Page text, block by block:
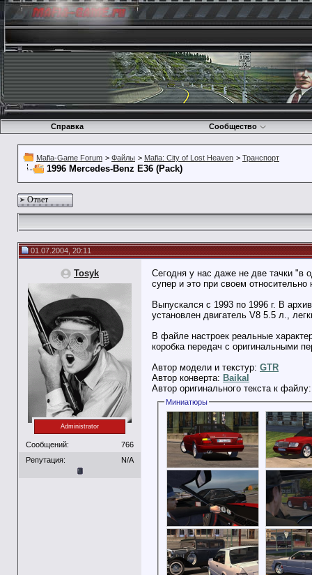
Справка Сообщество
Mafia-Game Forum > Файлы > Mafia: City of Lost Heaven > Транспорт
1996 Mercedes-Benz E36 (Pack)
Ответ
01.07.2004, 20:11
Tosyk
Administrator
Сообщений:
766
Репутация:
N/A
Сегодня у нас даже не две тачки "в
супер и это при своем
Выпускался с 1993 по 1996 г. В
установлен двигатель V8 5.5 л.,
В файле настроек реальные
коробка передач с оригинальными
Автор модели и текстур: GTR
Автор конверта: Baikal
Автор оригинального текста к
Миниатюры